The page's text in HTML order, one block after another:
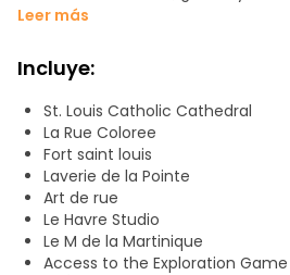
principalmente en el centro de la
París, un mercado rebosante de
pintadas por artistas
Partiendo del Malecón, las paradas
media de 200 m, y se tarda unos
cada una. En cada parada,
desbloqueará un nuevo capítulo.
El juego es mejor por la mañana o
tarde, cuando la luz es dorada y el
Leer más
Incluye:
St. Louis Catholic Cathedral
La Rue Coloree
Fort saint louis
Laverie de la Pointe
Art de rue
Le Havre Studio
Le M de la Martinique
Access to the Exploration Game